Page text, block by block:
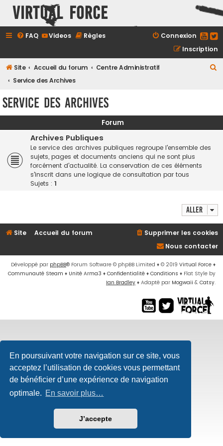
En poursuivant votre navigation sur ce site, vous
acceptez l’utilisation de cookies vous permettant
de bénéficier d’une expérience de navigation
optimale. En savoir plus…
J’accepte
Virtual Force
FAQ Videos Règles
Connexion
Inscription
Site Accueil du forum
Centre Administratif
Service des Archives
r
Service des Archives
Forum
Archives Publiques
Le service des archives publiques regroupe l'ensemble des
sujets, pages et documents anciens qui ne sont plus
forcément d'actualité. La conservation de ces éléments
s'inscrit dans une logique de consultation par tous
Sujets : 1
Aller
Site Accueil du forum
Supprimer les cookies
Nous contacter
Développé par phpBB® Forum Software © phpBB Limited ♦ © 2019 Virtual Force ♦
Communauté Steam ♦ Unité Arma3 ♦ Confidentialité ♦ Conditions ♦ Flat Style by
Ian Bradley ♦ Adapté par Mogwaii & Catsy.